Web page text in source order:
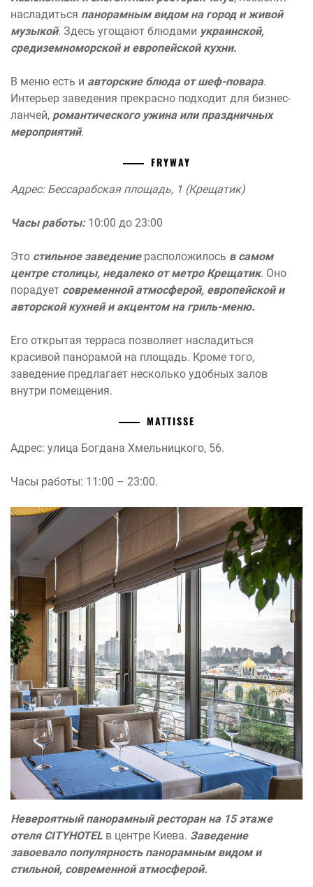
насладиться панорамным видом на город и живой
музыкой. Здесь угощают блюдами украинской,
средиземноморской и европейской кухни.
В меню есть и авторские блюда от шеф-повара.
Интерьер заведения прекрасно подходит для бизнес-
ланчей, романтического ужина или праздничных
мероприятий.
FRYWAY
Адрес: Бессарабская площадь, 1 (Крещатик)
Часы работы: 10:00 до 23:00
Это стильное заведениерасположилось в самом
центре столицы, недалеко от метро Крещатик. Оно
порадует современной атмосферой, европейской и
авторской кухней и акцентом на гриль-меню.
Его открытая терраса позволяет насладиться
красивой панорамой на площадь. Кроме того,
заведение предлагает несколько удобных залов
внутри помещения.
MATTISSE
Адрес: улица Богдана Хмельницкого, 56.
Часы работы: 11:00 – 23:00.
Невероятный панорамный ресторан на 15 этаже
отеля CITYHOTEL в центре Киева. Заведение
завоевало популярность панорамным видом и
стильной, современной атмосферой.